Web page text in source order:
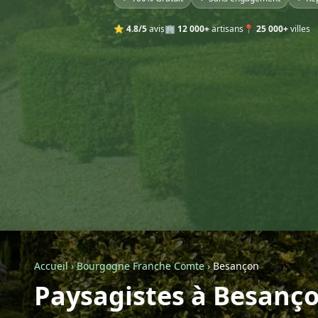
⭐ 4.8/5avis🏢 12 000+artisans 📍 25 000+villes
Accueil›Bourgogne Franche Comte›Besançon
Paysagistes à